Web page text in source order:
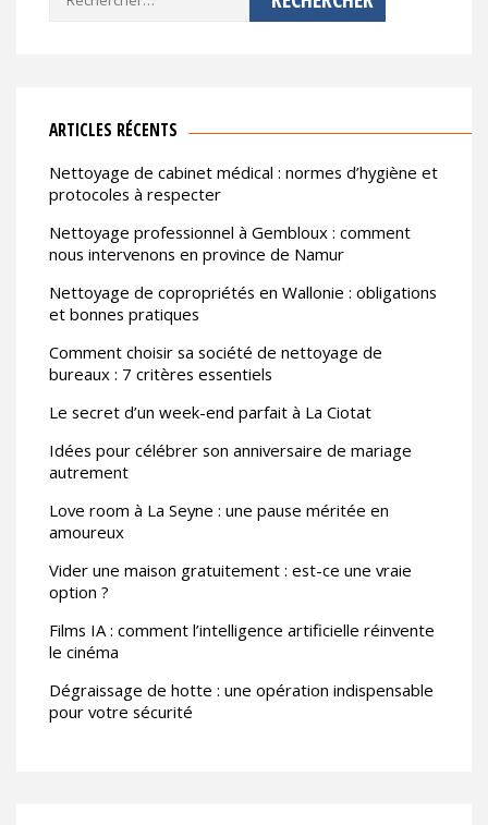
ARTICLES RÉCENTS
Nettoyage de cabinet médical : normes d’hygiène et
protocoles à respecter
Nettoyage professionnel à Gembloux : comment
nous intervenons en province de Namur
Nettoyage de copropriétés en Wallonie : obligations
et bonnes pratiques
Comment choisir sa société de nettoyage de
bureaux : 7 critères essentiels
Le secret d’un week-end parfait à La Ciotat
Idées pour célébrer son anniversaire de mariage
autrement
Love room à La Seyne : une pause méritée en
amoureux
Vider une maison gratuitement : est-ce une vraie
option ?
Films IA : comment l’intelligence artificielle réinvente
le cinéma
Dégraissage de hotte : une opération indispensable
pour votre sécurité